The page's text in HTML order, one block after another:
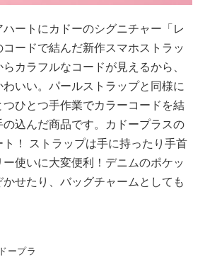
ートにカドーのシグニチャー「レ
ードで結んだ新作スマホストラッ
カラフルなコードが見えるから、
いい。パールストラップと同様に
ひとつ手作業でカラーコードを結
の込んだ商品です。カドープラスの
ト！ ストラップは手に持ったり手首
使いに大変便利！デニムのポケッ
かせたり、バッグチャームとしても
ープラ